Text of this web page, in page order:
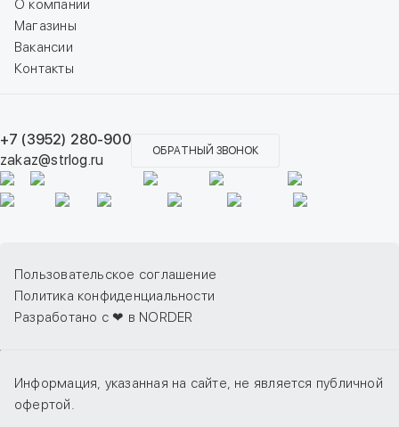
О компании
Магазины
Вакансии
Контакты
+7 (3952) 280-900
zakaz@strlog.ru
ОБРАТНЫЙ ЗВОНОК
Пользовательское соглашение
Политика конфиденциальности
Разработано с ❤ в NORDER
Информация, указанная на сайте, не является публичной
офертой.